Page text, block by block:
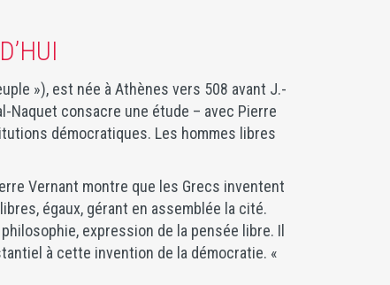
»), est née à Athènes vers 508 avant J.-
Naquet consacre une étude – avec Pierre
démocratiques. Les hommes libres
Vernant montre que les Grecs inventent
égaux, gérant en assemblée la cité.
expression de la pensée libre. Il
à cette invention de la démocratie. «